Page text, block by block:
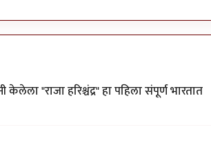
"राजा हरिश्चंद्र" हा पहिला संपूर्ण भारतात